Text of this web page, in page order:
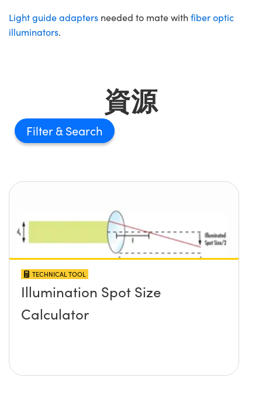
Light guide adapters needed to mate with fiber optic
illuminators.
資源
Filter
TECHNICAL TOOL
Illumination Spot Size
Calculator